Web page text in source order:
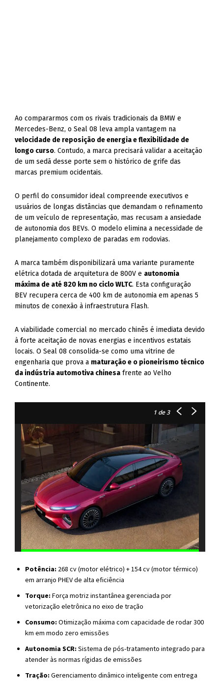
Ao compararmos com os rivais tradicionais da BMW e
Mercedes-Benz, o Seal 08 leva ampla vantagem na
velocidade de reposição de energia e flexibilidade de
longo curso. Contudo, a marca precisará validar a aceitação
de um sedã desse porte sem o histórico de grife das
marcas premium ocidentais.
O perfil do consumidor ideal compreende executivos e
usuários de longas distâncias que demandam o refinamento
de um veículo de representação, mas recusam a ansiedade
de autonomia dos BEVs. O modelo elimina a necessidade de
planejamento complexo de paradas em rodovias.
A marca também disponibilizará uma variante puramente
elétrica dotada de arquitetura de 800V e autonomia
máxima de até 820 km no ciclo WLTC. Esta configuração
BEV recupera cerca de 400 km de autonomia em apenas 5
minutos de conexão à infraestrutura Flash.
A viabilidade comercial no mercado chinês é imediata devido
à forte aceitação de novas energias e incentivos estatais
locais. O Seal 08 consolida-se como uma vitrine de
engenharia que prova a maturação e o pioneirismo técnico
da indústria automotiva chinesa frente ao Velho
Continente.
1de 3
Potência: 268 cv (motor elétrico) + 154 cv (motor térmico)
em arranjo PHEV de alta eficiência
Torque: Força motriz instantânea gerenciada por
vetorização eletrônica no eixo de tração
Consumo: Otimização máxima com capacidade de rodar 300
km em modo zero emissões
Autonomia SCR: Sistema de pós-tratamento integrado para
atender às normas rígidas de emissões
Tração: Gerenciamento dinâmico inteligente com entrega